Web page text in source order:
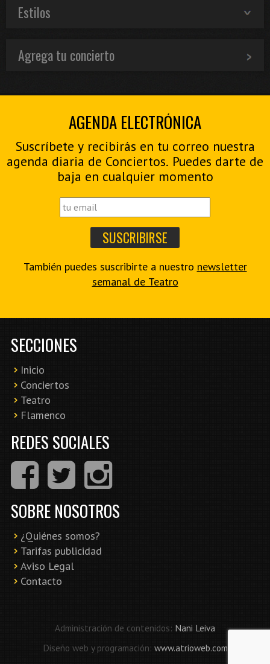
Estilos
Agrega tu concierto
AGENDA ELECTRÓNICA
Suscríbete y recibirás en tu correo nuestra
agenda diaria de Conciertos. Puedes darte de
baja en cualquier momento
También puedes suscribirte a nuestro newsletter
semanal de Teatro
SECCIONES
Inicio
Conciertos
Teatro
Flamenco
REDES SOCIALES
SOBRE NOSOTROS
¿Quiénes somos?
Tarifas publicidad
Aviso Legal
Contacto
Administración de contenidos: Nani Leiva
Diseño web y programación: www.atrioweb.com